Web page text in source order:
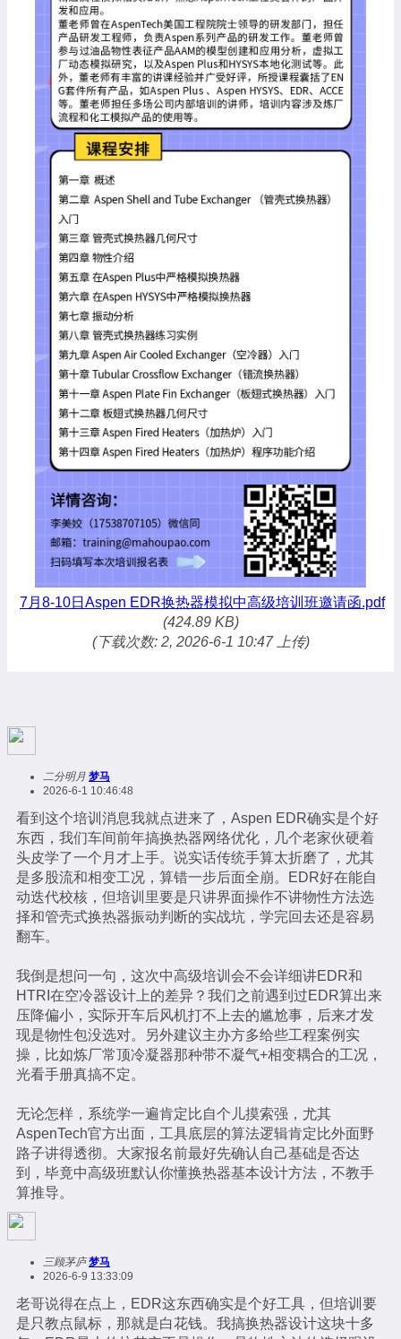
7月8-10日Aspen EDR换热器模拟中高级培训班邀请函.pdf
(424.89 KB)
(下载次数: 2, 2026-6-1 10:47 上传)
二分明月 梦马
2026-6-1 10:46:48
看到这个培训消息我就点进来了，Aspen EDR确实是个好
东西，我们车间前年搞换热器网络优化，几个老家伙硬着
头皮学了一个月才上手。说实话传统手算太折磨了，尤其
是多股流和相变工况，算错一步后面全崩。EDR好在能自
动迭代校核，但培训里要是只讲界面操作不讲物性方法选
择和管壳式换热器振动判断的实战坑，学完回去还是容易
翻车。
我倒是想问一句，这次中高级培训会不会详细讲EDR和
HTRI在空冷器设计上的差异？我们之前遇到过EDR算出来
压降偏小，实际开车后风机打不上去的尴尬事，后来才发
现是物性包没选对。另外建议主办方多给些工程案例实
操，比如炼厂常顶冷凝器那种带不凝气+相变耦合的工况，
光看手册真搞不定。
无论怎样，系统学一遍肯定比自个儿摸索强，尤其
AspenTech官方出面，工具底层的算法逻辑肯定比外面野
路子讲得透彻。大家报名前最好先确认自己基础是否达
到，毕竟中高级班默认你懂换热器基本设计方法，不教手
算推导。
三顾茅庐 梦马
2026-6-9 13:33:09
老哥说得在点上，EDR这东西确实是个好工具，但培训要
是只教点鼠标，那就是白花钱。我搞换热器设计这块十多